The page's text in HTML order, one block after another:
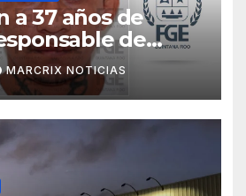
a 37 años de
de
mujer cubana en
MARCRIX NOTICIAS